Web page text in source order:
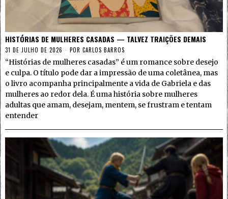
HISTÓRIAS DE MULHERES CASADAS — TALVEZ TRAIÇÕES DEMAIS
31 DE JULHO DE 2026 POR CARLOS BARROS
“Histórias de mulheres casadas” é um romance sobre desejo
e culpa. O título pode dar a impressão de uma coletânea, mas
o livro acompanha principalmente a vida de Gabriela e das
mulheres ao redor dela. É uma história sobre mulheres
adultas que amam, desejam, mentem, se frustram e tentam
entender